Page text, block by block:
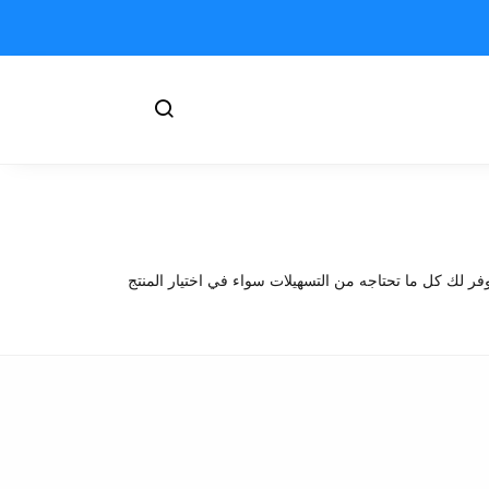
لك كل ما تحتاجه من التسهيلات سواء في اختيار المنتج